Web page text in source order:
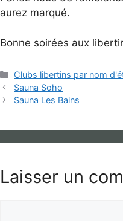
aurez marqué.
Bonne soirées aux
Catégories
Clubs libertins par nom
Sauna Soho
Sauna Les Bains
Laisser un